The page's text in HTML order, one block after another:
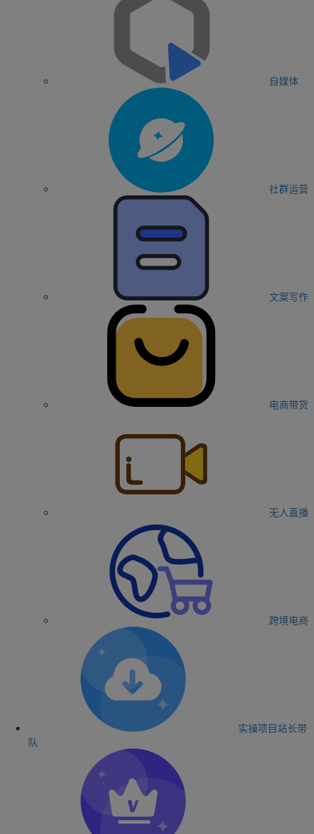
自媒体
社群运营
文案写作
电商带货
无人直播
跨境电商
实操项目站长带
队